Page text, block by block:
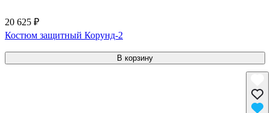
20 625 ₽
Костюм защитный Корунд-2
В корзину